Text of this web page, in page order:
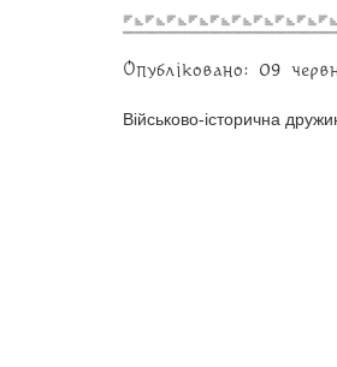
Опубліковано: 09
Військово-історична